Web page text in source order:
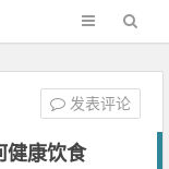
健康饮食
发表评论